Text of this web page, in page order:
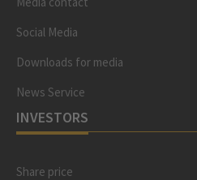
Social Media
Downloads for media
News Service
INVESTORS
Share price